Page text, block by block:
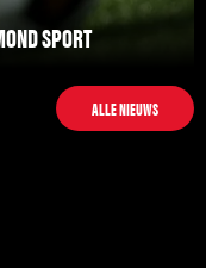
SPORT
ALLE NIEUWS